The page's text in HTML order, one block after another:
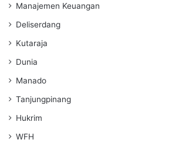
Manajemen Keuangan
Deliserdang
Kutaraja
Dunia
Manado
Tanjungpinang
Hukrim
WFH